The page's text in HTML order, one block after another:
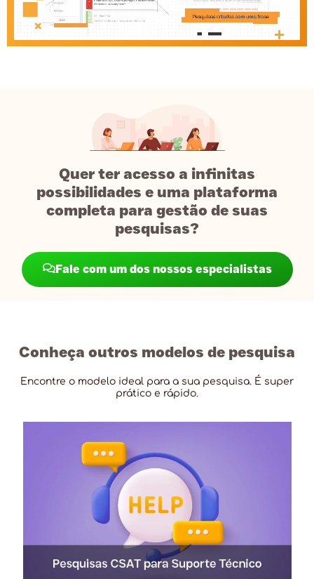
Quer ter acesso a infinitas
possibilidades e uma plataforma
completa para gestão de suas
pesquisas?
Fale com um dos nossos especialistas
Conheça outros modelos de pesquisa
Encontre o modelo ideal para a sua pesquisa. É super
prático e rápido.